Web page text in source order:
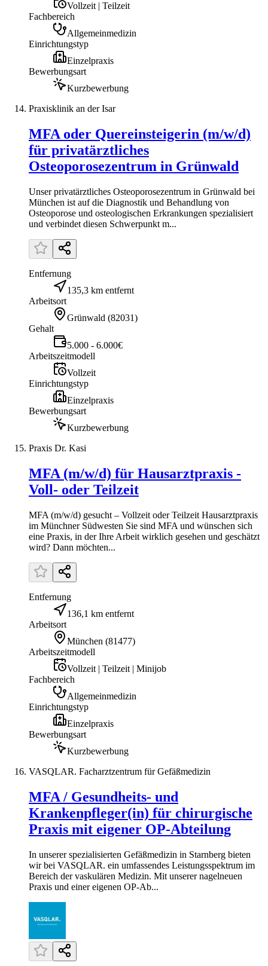
Vollzeit | Teilzeit
Fachbereich
Allgemeinmedizin
Einrichtungstyp
Einzelpraxis
Bewerbungsart
Kurzbewerbung
Praxisklinik an der Isar
MFA oder Quereinsteigerin (m/w/d)
für privatärztliches
Osteoporosezentrum in Grünwald
Unser privatärztliches Osteoporosezentrum in Grünwald bei
München ist auf die Diagnostik und Behandlung von
Osteoporose und osteologischen Erkrankungen spezialisiert
und verbindet diesen Schwerpunkt m...
Entfernung
135,3 km entfernt
Arbeitsort
Grünwald (82031)
Gehalt
5.000 - 6.000€
Arbeitszeitmodell
Vollzeit
Einrichtungstyp
Einzelpraxis
Bewerbungsart
Kurzbewerbung
Praxis Dr. Kasi
MFA (m/w/d) für Hausarztpraxis -
Voll- oder Teilzeit
MFA (m/w/d) gesucht – Vollzeit oder Teilzeit Hausarztpraxis
im Münchner Südwesten Sie sind MFA und wünschen sich
eine Praxis, in der Ihre Arbeit wirklich gesehen und geschätzt
wird? Dann möchten...
Entfernung
136,1 km entfernt
Arbeitsort
München (81477)
Arbeitszeitmodell
Vollzeit | Teilzeit | Minijob
Fachbereich
Allgemeinmedizin
Einrichtungstyp
Einzelpraxis
Bewerbungsart
Kurzbewerbung
VASQLAR. Facharztzentrum für Gefäßmedizin
MFA / Gesundheits- und
Krankenpfleger(in) für chirurgische
Praxis mit eigener OP-Abteilung
In unserer spezialisierten Gefäßmedizin in Starnberg bieten
wir bei VASQLAR. ein umfassendes Leistungsspektrum im
Bereich der vaskulären Medizin. Mit unserer nagelneuen
Praxis und einer eigenen OP-Ab...